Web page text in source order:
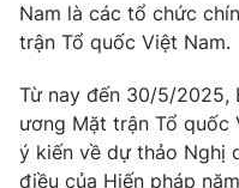
THỜI BÁO VTV
Theo dõi báo trên
Nam là các tổ chức
trận Tổ quốc Việt Nam.
Từ nay đến 30/5/2025,
ương Mặt trận Tổ
ý kiến về dự thảo Nghị
điều của Hiến pháp